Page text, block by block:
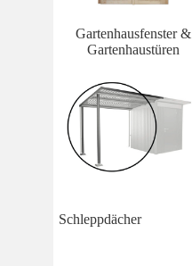
Gartenhausfenster &
Gartenhaustüren
Schleppdächer